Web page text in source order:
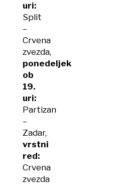
uri:
Split
–
Crvena
zvezda,
ponedeljek
ob
19.
uri:
Partizan
–
Zadar,
vrstni
red:
Crvena
zvezda